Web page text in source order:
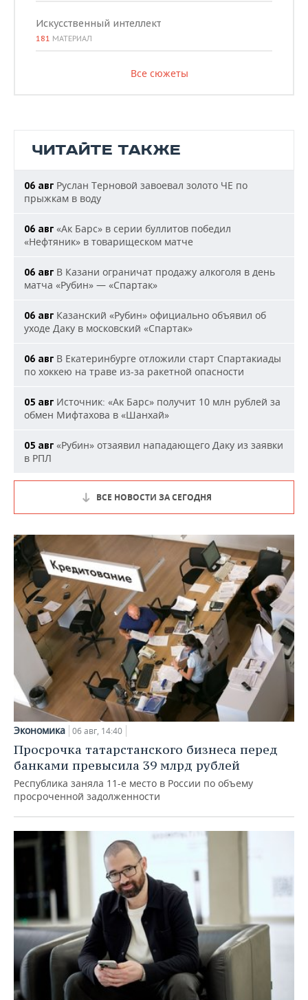
Искусственный интеллект
181 МАТЕРИАЛ
Все сюжеты
ЧИТАЙТЕ ТАКЖЕ
06 авг Руслан Терновой завоевал золото ЧЕ по
прыжкам в воду
06 авг «Ак Барс» в серии буллитов победил
«Нефтяник» в товарищеском матче
06 авг В Казани ограничат продажу алкоголя в день
матча «Рубин» — «Спартак»
06 авг Казанский «Рубин» официально объявил об
уходе Даку в московский «Спартак»
06 авг В Екатеринбурге отложили старт Спартакиады
по хоккею на траве из-за ракетной опасности
05 авг Источник: «Ак Барс» получит 10 млн рублей за
обмен Мифтахова в «Шанхай»
05 авг «Рубин» отзаявил нападающего Даку из заявки
в РПЛ
ВСЕ НОВОСТИ ЗА СЕГОДНЯ
Экономика 06 авг, 14:40
Просрочка татарстанского бизнеса перед
банками превысила 39 млрд рублей
Республика заняла 11-е место в России по объему
просроченной задолженности